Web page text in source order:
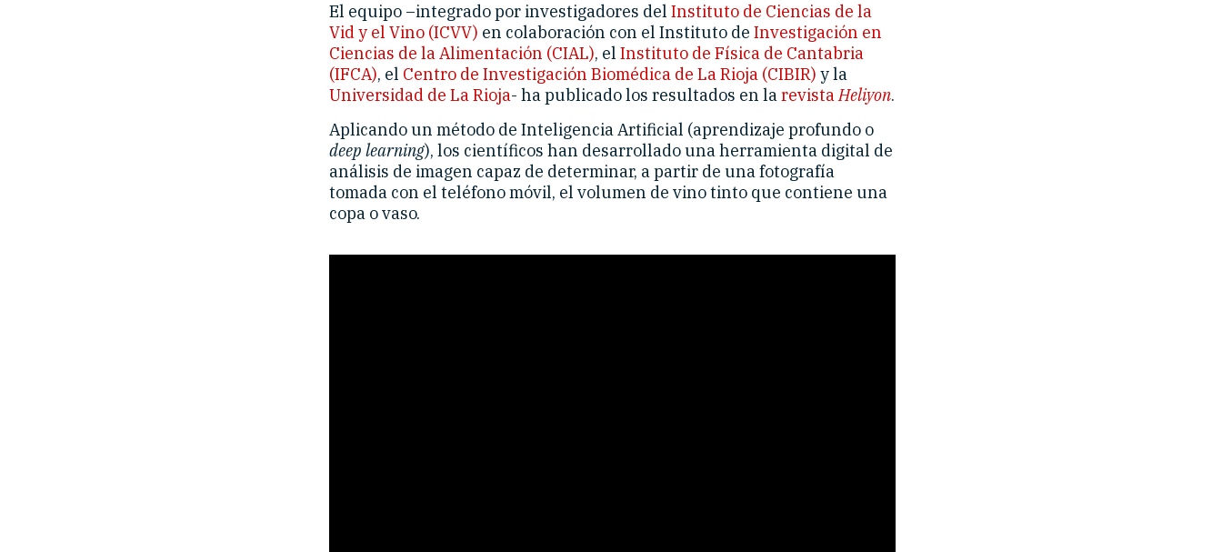
El equipo –integrado por investigadores del Instituto de Ciencias de la
Vid y el Vino (ICVV) en colaboración con el Instituto de Investigación en
Ciencias de la Alimentación (CIAL), el Instituto de Física de Cantabria
(IFCA), el Centro de Investigación Biomédica de La Rioja (CIBIR) y la
Universidad de La Rioja- ha publicado los resultados en larevistaHeliyon.
Aplicando un método de Inteligencia Artificial (aprendizaje profundo o
deep learning), los científicos han desarrollado una herramienta digital de
análisis de imagen capaz de determinar, a partir de una fotografía
tomada con el teléfono móvil, el volumen de vino tinto que contiene una
copa o vaso.